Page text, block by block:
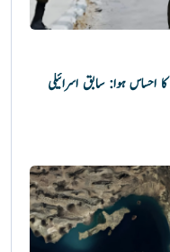
ہوا: سابق اسرائیلی